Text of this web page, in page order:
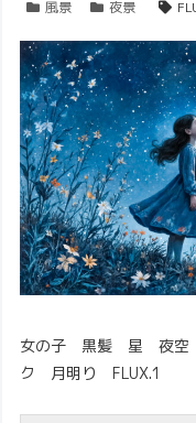
風景
夜景
女の子 黒髪 星 夜
ク 月明り FLUX.1